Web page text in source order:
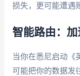
损失，更可能遭遇
智能路由：
当你在悉尼启动《
可能把你的数据发